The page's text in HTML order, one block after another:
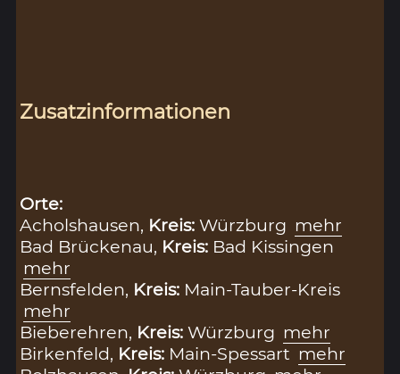
Zusatzinformationen
Orte:
Acholshausen, Kreis:Würzburg mehr
Bad Brückenau, Kreis: Bad Kissingen
mehr
Bernsfelden, Kreis: Main-Tauber-Kreis
mehr
Bieberehren, Kreis:Würzburg mehr
Birkenfeld, Kreis: Main-Spessart mehr